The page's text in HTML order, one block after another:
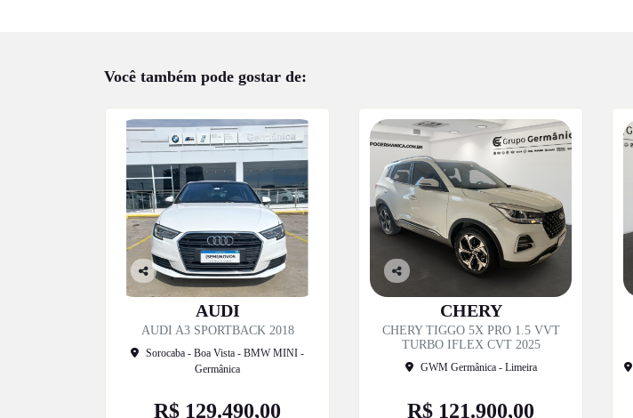
Você também pode gostar de:
Co
he
AUDI
AUDI A3 SPORTBACK 2018
Sorocaba - Boa Vista - BMW MINI -
Germânica
R$ 129.490,00
Co
he
CHERY
CHERY TIGGO 5X PRO 1.5 VVT
TURBO IFLEX CVT 2025
GWM Germânica - Limeira
R$ 121.900,00